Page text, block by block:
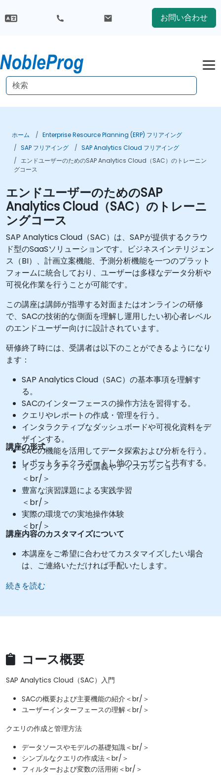
お問い合わせ
ホーム
Enterprise Resource Planning (ERP) フリアイング
SAP フリアイング
SAP Analytics Cloud フリアイング
エンドユーザーのためのSAP Analytics Cloud（SAC）のトレーニン
グコース
エンドユーザーのためのSAP
Analytics Cloud（SAC）のトレーニ
ングコース
SAP Analytics Cloud（SAC）は、SAPが提供するクラウ
ド型のSaaSソリューションです。ビジネスインテリジェン
ス（BI）、計画立案機能、予測分析機能を一つのプラット
フォームに統合しており、ユーザーは多様なデータ分析や
可視化作業を行うことが可能です。
この講座は講師が指導する対面またはオンラインの研修
で、SACの技術的な側面を理解し運用したい初心者レベル
のエンドユーザー向けに設計されています。
研修終了時には、受講者は以下のことができるようになり
ます：
SAP Analytics Cloud（SAC）の基本事項を理解す
る。
SACのインターフェースの操作方法を習得する。
クエリやレポートの作成・管理を行う。
インタラクティブなダッシュボードや可視化資料をデ
ザインする。
SACの機能を活用してデータ探索および分析を行う。
レポートをエクスポートし他のユーザーと共有する。
講座の形式
インタラクティブな講義やディスカッション
＜br/＞
豊富な演習課題による実践学習
＜br/＞
実際の環境での実地操作体験
＜br/＞
講座内容のカスタマイズについて
本講座をご希望に合わせてカスタマイズしたい場合
は、ご連絡いただければ手配いたします。
続きを読む
コース概要
SAP Analytics Cloud（SAC）入門
SACの概要および主要機能の紹介＜br/＞
ユーザーインターフェースの理解＜br/＞
クエリの作成と管理方法
データソースやモデルの基礎知識＜br/＞
シンプルなクエリの作成法＜br/＞
フィルターおよび変数の活用術＜br/＞